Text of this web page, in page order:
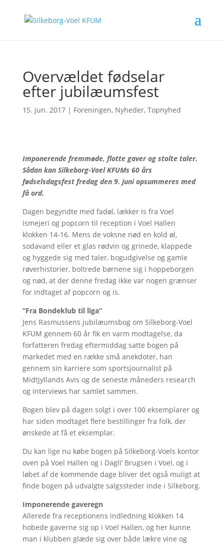
Overvældet fødselar
efter jubilæumsfest
15. jun. 2017| Foreningen, Nyheder, Topnyhed
Imponerende fremmøde, flotte gaver og stolte taler.
Sådan kan Silkeborg-Voel KFUMs 60 års
fødselsdagsfest fredag den 9. juni opsummeres med
få ord.
Dagen begyndte med fadøl, lækker is fra Voel
Ismejeri og popcorn til reception i Voel Hallen
klokken 14-16. Mens de voksne nød en kold øl,
sodavand eller et glas rødvin og grinede, klappede
og hyggede sig med taler, bogudgivelse og gamle
røverhistorier, boltrede børnene sig i hoppeborgen
og nød, at der denne fredag ikke var nogen grænser
for indtaget af popcorn og is.
“Fra Bondeklub til liga”
Jens Rasmussens jubilæumsbog om Silkeborg-Voel
KFUM gennem 60 år fik en varm modtagelse, da
forfatteren fredag eftermiddag satte bogen på
markedet med en række små anekdoter, han
gennem sin karriere som sportsjournalist på
Midtjyllands Avis og de seneste måneders research
og interviews har samlet sammen.
Bogen blev på dagen solgt i over 100 eksemplarer og
har siden modtaget flere bestillinger fra folk, der
ønskede at få et eksemplar.
Du kan lige nu købe bogen på Silkeborg-Voels kontor
oven på Voel Hallen og i Dagli’ Brugsen i Voel, og i
løbet af de kommende dage bliver det også muligt at
finde bogen på udvalgte salgssteder inde i Silkeborg.
Imponerende gaveregn
Allerede fra receptionens indledning klokken 14
hobede gaverne sig op i Voel Hallen, og her kunne
man i klubben glæde sig over både lækre vine og